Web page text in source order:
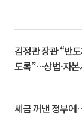
김정관 장관 “반
도록”…상법·자
세금 꺼낸 정부